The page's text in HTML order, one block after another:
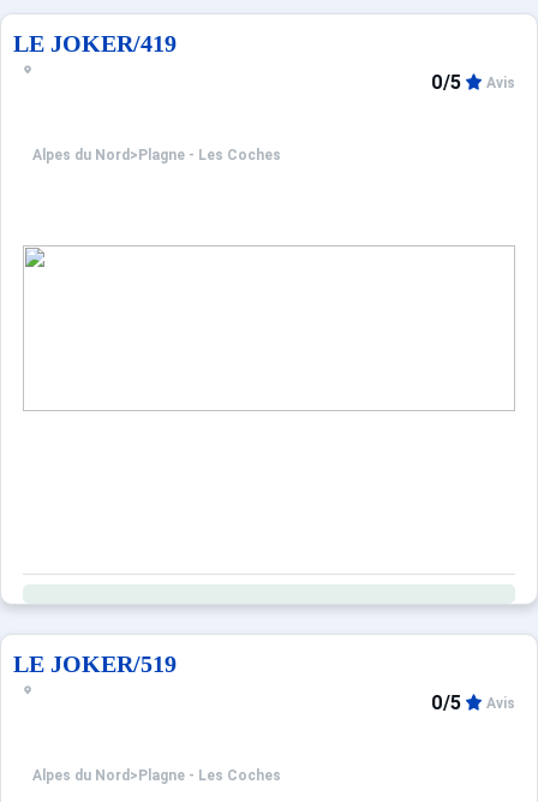
LE JOKER/419
Alpes du Nord > Plagne - Les Coches
0/5 Avis
LE JOKER/519
Alpes du Nord > Plagne - Les Coches
0/5 Avis